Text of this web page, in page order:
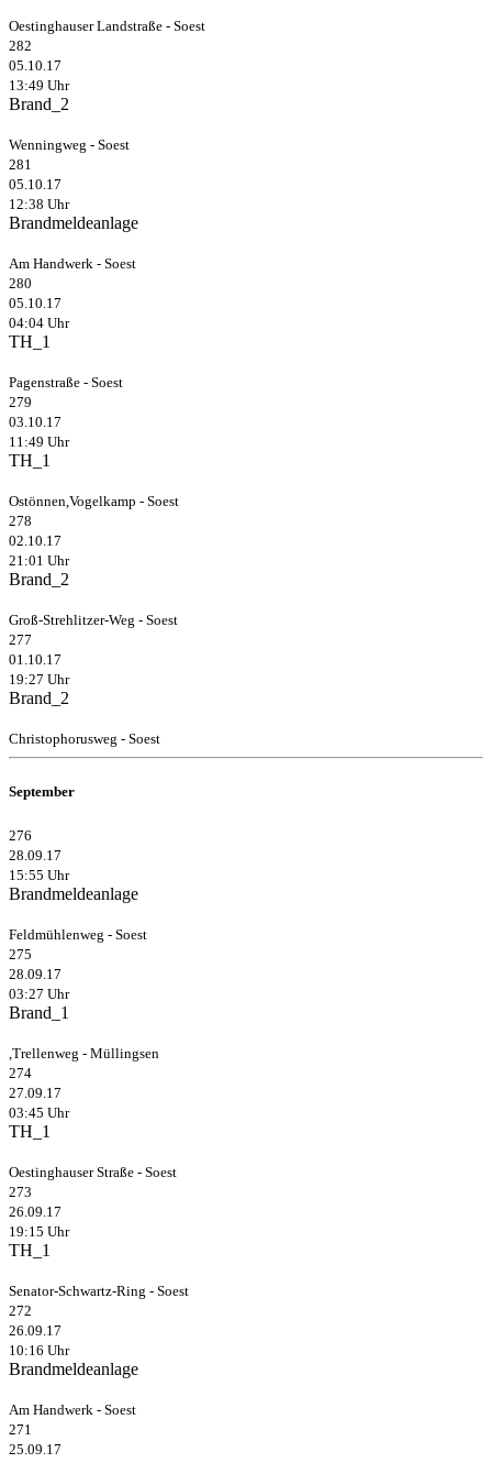
Oestinghauser Landstraße - Soest
282
05.10.17
13:49 Uhr
Brand_2
Wenningweg - Soest
281
05.10.17
12:38 Uhr
Brandmeldeanlage
Am Handwerk - Soest
280
05.10.17
04:04 Uhr
TH_1
Pagenstraße - Soest
279
03.10.17
11:49 Uhr
TH_1
Ostönnen,Vogelkamp - Soest
278
02.10.17
21:01 Uhr
Brand_2
Groß-Strehlitzer-Weg - Soest
277
01.10.17
19:27 Uhr
Brand_2
Christophorusweg - Soest
September
276
28.09.17
15:55 Uhr
Brandmeldeanlage
Feldmühlenweg - Soest
275
28.09.17
03:27 Uhr
Brand_1
,Trellenweg - Müllingsen
274
27.09.17
03:45 Uhr
TH_1
Oestinghauser Straße - Soest
273
26.09.17
19:15 Uhr
TH_1
Senator-Schwartz-Ring - Soest
272
26.09.17
10:16 Uhr
Brandmeldeanlage
Am Handwerk - Soest
271
25.09.17